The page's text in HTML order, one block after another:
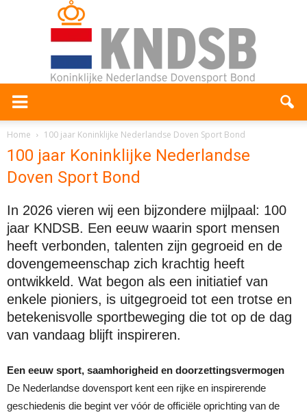
Home 100 jaar Koninklijke Nederlandse Doven Sport Bond
100 jaar Koninklijke Nederlandse
Doven Sport Bond
In 2026 vieren wij een bijzondere mijlpaal: 100
jaar KNDSB. Een eeuw waarin sport mensen
heeft verbonden, talenten zijn gegroeid en de
dovengemeenschap zich krachtig heeft
ontwikkeld. Wat begon als een initiatief van
enkele pioniers, is uitgegroeid tot een trotse en
betekenisvolle sportbeweging die tot op de dag
van vandaag blijft inspireren.
Een eeuw sport, saamhorigheid en doorzettingsvermogen
De Nederlandse dovensport kent een rijke en inspirerende
geschiedenis die begint ver vóór de officiële oprichting van de